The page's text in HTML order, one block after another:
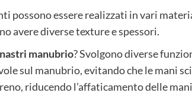
possono essere realizzati in vari
avere diverse texture e spessori.
manubrio? Svolgono diverse
sul manubrio, evitando che le mani
riducendo l’affaticamento delle